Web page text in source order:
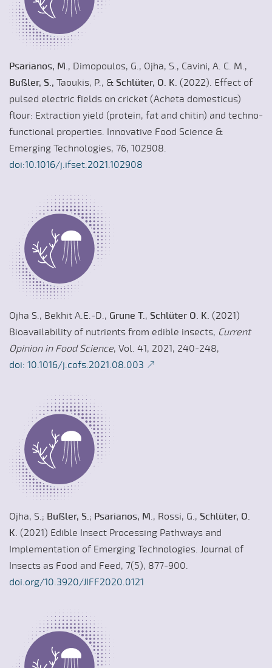
Psarianos, M., Dimopoulos, G., Ojha, S., Cavini, A. C. M.,
Bußler, S., Taoukis, P., & Schlüter, O. K. (2022). Effect of
pulsed electric fields on cricket (Acheta domesticus)
flour: Extraction yield (protein, fat and chitin) and techno-
functional properties. Innovative Food Science &
Emerging Technologies, 76, 102908.
doi:10.1016/j.ifset.2021.102908
Ojha S., Bekhit A.E.-D., Grune T., Schlüter O. K. (2021)
Bioavailability of nutrients from edible insects, Current
Opinion in Food Science, Vol. 41, 2021, 240-248,
doi: 10.1016/j.cofs.2021.08.003
Ojha, S.; Bußler, S.; Psarianos, M., Rossi, G., Schlüter, O.
K. (2021) Edible Insect Processing Pathways and
Implementation of Emerging Technologies. Journal of
Insects as Food and Feed, 7(5), 877-900.
doi.org/10.3920/JIFF2020.0121